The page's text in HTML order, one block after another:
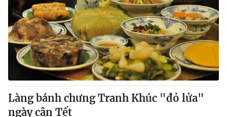
Làng bánh chưng Tranh Khúc "đỏ lửa"
ngày cận Tết